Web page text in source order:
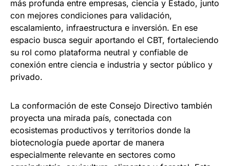
más profunda entre empresas, ciencia y Estado, junto
con mejores condiciones para validación,
escalamiento, infraestructura e inversión. En ese
espacio busca seguir aportando el CBT, fortaleciendo
su rol como plataforma neutral y confiable de
conexión entre ciencia e industria y sector público y
privado.
La conformación de este Consejo Directivo también
proyecta una mirada país, conectada con
ecosistemas productivos y territorios donde la
biotecnología puede aportar de manera
especialmente relevante en sectores como